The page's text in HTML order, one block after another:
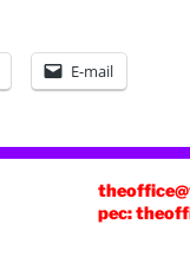
E-mail
pec: